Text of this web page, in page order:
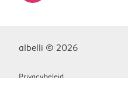
albelli © 2026
Privacybeleid